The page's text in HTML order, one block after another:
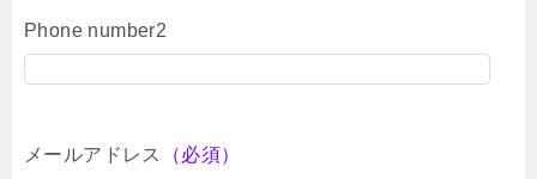
Phone number2
メールアドレス
（必須）